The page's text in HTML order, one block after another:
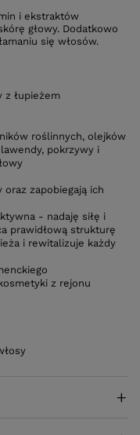
i ekstraktów
głowy. Dodatkowo
się włosów.
z łupieżem
roślinnych, olejków
pokrzywy i
oraz zapobiegają ich
- nadaję siłę i
prawidłową strukturę
i rewitalizuje każdy
z rejonu